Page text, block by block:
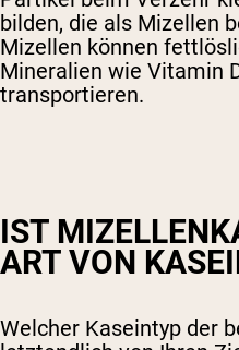
bilden, die als Mizellen
Mizellen können
Mineralien wie Vitamin
transportieren.
IST
ART VON
Welcher Kaseintyp der